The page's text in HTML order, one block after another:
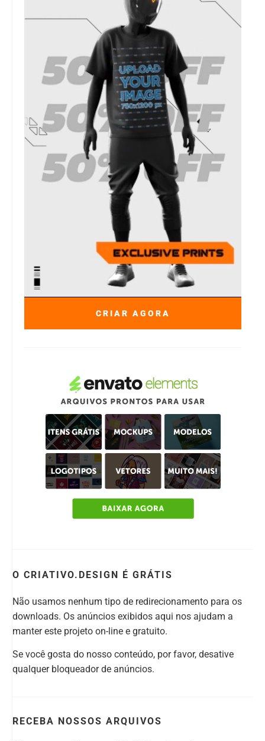
CRIAR AGORA
O CRIATIVO.DESIGN É GRÁTIS
Não usamos nenhum tipo de redirecionamento para os
downloads. Os anúncios exibidos aqui nos ajudam a
manter este projeto on-line e gratuito.
Se você gosta do nosso conteúdo, por favor, desative
qualquer bloqueador de anúncios.
RECEBA NOSSOS ARQUIVOS